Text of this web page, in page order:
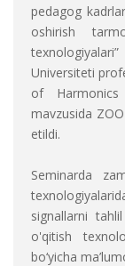
pedagog
oshirish
Universiteti
of Harmonics
mavzusida
etildi.
Seminarda
signallarni
o'qitish
bo‘yicha